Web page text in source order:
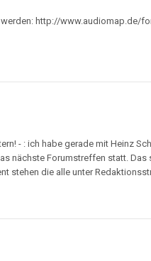
http://www.audiomap.de/
- : ich habe gerade mit Heinz
nächste Forumstreffen statt.
stehen die alle unter